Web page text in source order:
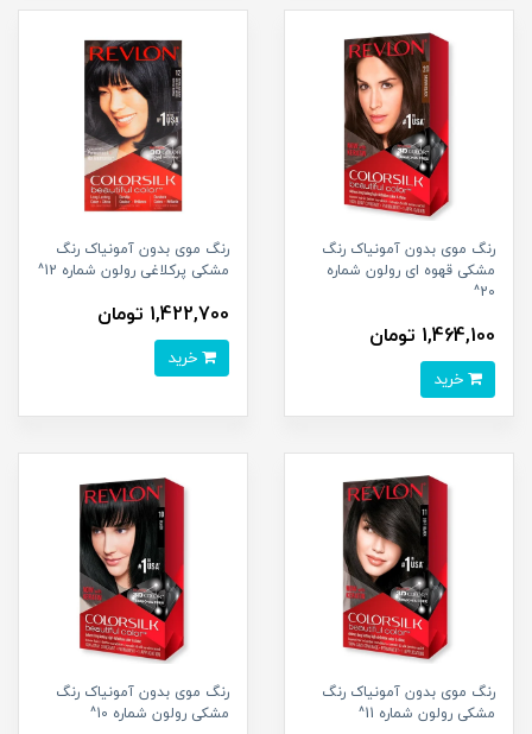
رنگ موی بدون آمونیاک رنگ
مشکی قهوه ای رولون شماره
20^
1,464,100 تومان
رنگ موی بدون آمونیاک رنگ
مشکی پرکلاغی رولون شماره 12^
1,422,700 تومان
رنگ موی بدون آمونیاک رنگ
مشکی رولون شماره 11^
رنگ موی بدون آمونیاک رنگ
مشکی رولون شماره 10^